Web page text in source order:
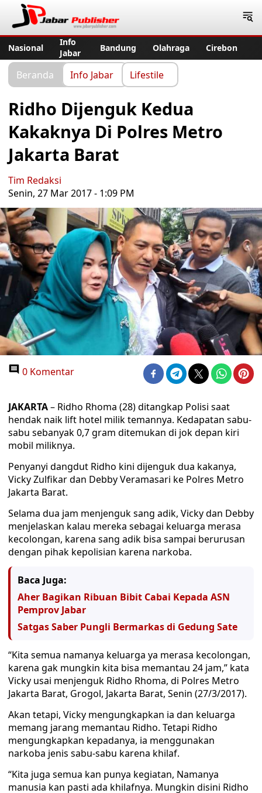
Nasional
Info
Jabar
Bandung Olahraga Cirebon
Beranda Info Jabar Lifestile
Ridho Dijenguk Kedua
Kakaknya Di Polres Metro
Jakarta Barat
Tim Redaksi
Senin, 27 Mar 2017 - 1:09 PM
0 Komentar
JAKARTA– Ridho Rhoma (28) ditangkap Polisi saat
hendak naik lift hotel milik temannya. Kedapatan sabu-
sabu sebanyak 0,7 gram ditemukan di jok depan kiri
mobil miliknya.
Penyanyi dangdut Ridho kini dijenguk dua kakanya,
Vicky Zulfikar dan Debby Veramasari ke Polres Metro
Jakarta Barat.
Selama dua jam menjenguk sang adik, Vicky dan Debby
menjelaskan kalau mereka sebagai keluarga merasa
kecolongan, karena sang adik bisa sampai berurusan
dengan pihak kepolisian karena narkoba.
Baca Juga:
Aher Bagikan Ribuan Bibit Cabai Kepada ASN
Pemprov Jabar
Satgas Saber Pungli Bermarkas di Gedung Sate
“Kita semua namanya keluarga ya merasa kecolongan,
karena gak mungkin kita bisa memantau 24 jam,” kata
Vicky usai menjenguk Ridho Rhoma, di Polres Metro
Jakarta Barat, Grogol, Jakarta Barat, Senin (27/3/2017).
Akan tetapi, Vicky mengungkapkan ia dan keluarga
memang jarang memantau Ridho. Tetapi Ridho
mengungkapkan kepadanya, ia menggunakan
narkoba jenis sabu-sabu karena khilaf.
“Kita juga semua kan punya kegiatan, Namanya
manusia kan pasti ada khilafnya. Mungkin disini Ridho